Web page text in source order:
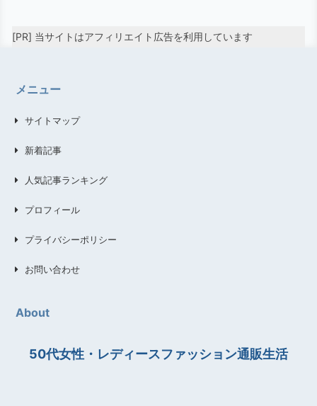
[PR] 当サイトはアフィリエイト広告を利用しています
メニュー
サイトマップ
新着記事
人気記事ランキング
プロフィール
プライバシーポリシー
お問い合わせ
About
50代女性・レディースファッション通販生活